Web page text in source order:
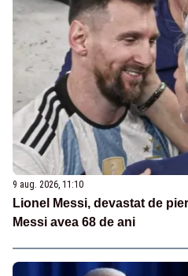
9 aug. 2026, 11:10
Lionel Messi, devastat de
Messi avea 68 de ani